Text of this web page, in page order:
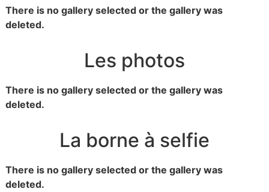
There is no gallery selected or the gallery was
deleted.
Les photos
There is no gallery selected or the gallery was
deleted.
La borne à selfie
There is no gallery selected or the gallery was
deleted.